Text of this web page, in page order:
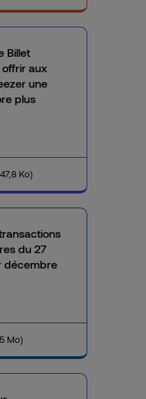
Billet
offrir aux
une
plus
Ko)
du 27
décembre
Mo)